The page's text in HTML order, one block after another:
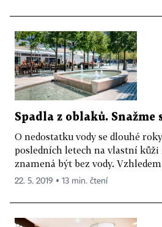
Spadla z oblaků. Snažme
O nedostatku vody se dlouhé
posledních letech na vlastní kůži
znamená být bez vody.
22. 5. 2019 ▪ 13 min. čtení